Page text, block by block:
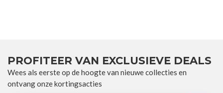
PROFITEER VAN EXCLUSIEVE DEALS
Wees als eerste op de hoogte van nieuwe collecties en
ontvang onze kortingsacties